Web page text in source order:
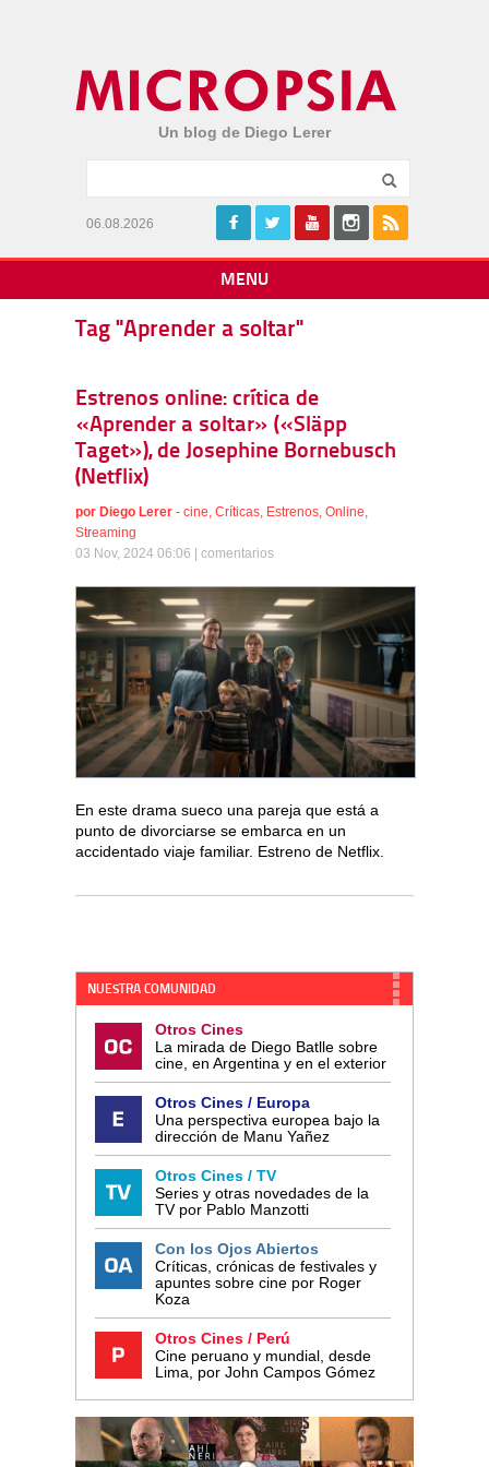
Un blog de Diego Lerer
06.08.2026
MENU
Tag "Aprender a soltar"
Estrenos online: crítica de
«Aprender a soltar» («Släpp
Taget»), de Josephine Bornebusch
(Netflix)
por Diego Lerer - cine, Críticas, Estrenos, Online,
Streaming
03 Nov, 2024 06:06 | comentarios
En este drama sueco una pareja que está a
punto de divorciarse se embarca en un
accidentado viaje familiar. Estreno de Netflix.
NUESTRA COMUNIDAD
Otros Cines
La mirada de Diego Batlle sobre
cine, en Argentina y en el exterior
Otros Cines / Europa
Una perspectiva europea bajo la
dirección de Manu Yañez
Otros Cines / TV
Series y otras novedades de la
TV por Pablo Manzotti
Con los Ojos Abiertos
Críticas, crónicas de festivales y
apuntes sobre cine por Roger
Koza
Otros Cines / Perú
Cine peruano y mundial, desde
Lima, por John Campos Gómez